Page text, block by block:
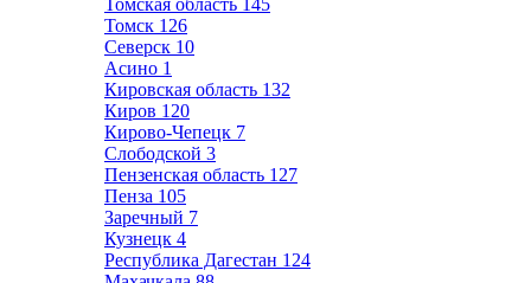
Томская область 145
Томск 126
Северск 10
Асино 1
Кировская область 132
Киров 120
Кирово-Чепецк 7
Слободской 3
Пензенская область 127
Пенза 105
Заречный 7
Кузнецк 4
Республика Дагестан 124